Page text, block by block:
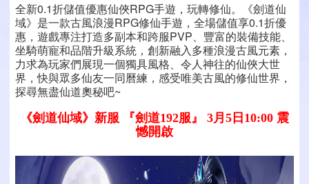
全新0.1折儲值優惠仙俠RPG手遊，玩轉修仙。《劍道仙
域》是一款古風浪漫RPG修仙手遊，全場儲值享0.1折優
惠，遊戲專注打造多副本和跨服PVP、豐富的裝備技能、
坐騎萌寵和品階升級系統，創新融入多種浪漫古風元素，
力求為玩家們展現一個獨具風格、令人神往的仙俠大世
界，快與眾多仙友一同曆練，感受唯美古風的修仙世界，
探尋無盡仙道奧秘吧~
《劍道仙域》新服 『劍道192服』 3月5日10:00 震
憾開啟